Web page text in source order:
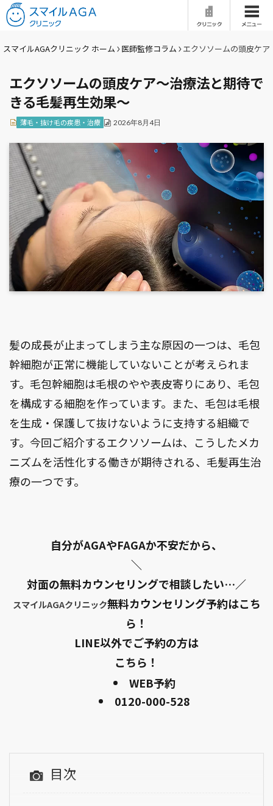
ホーム はじめての方へ
当院の特徴 医師紹介
治療一覧
料金 治療の流れ
クリニック一覧 AGAとは
セルフチェック 女性の薄毛治療
Q&A 医師監修コラム
スマイルAGAクリニック ホーム 医師監修コラム エクソソームの頭皮ケ
エクソソームの頭皮ケア〜治療法と期待で
きる毛髪再生効果〜
薄毛・抜け毛の疾患・治療 2026年8月4日
髪の成長が止まってしまう主な原因の一つは、毛包
幹細胞が正常に機能していないことが考えられま
す。毛包幹細胞は毛根のやや表皮寄りにあり、毛包
を構成する細胞を作っています。また、毛包は毛根
を生成・保護して抜けないように支持する組織で
す。今回ご紹介するエクソソームは、こうしたメカ
ニズムを活性化する働きが期待される、毛髪再生治
療の一つです。
自分がAGAやFAGAか不安だから、
＼
対面の無料カウンセリングで相談したい…／
スマイルAGAクリニック無料カウンセリング予約はこち
ら！
LINE以外でご予約の方は
こちら！
WEB予約
0120-000-528
目次